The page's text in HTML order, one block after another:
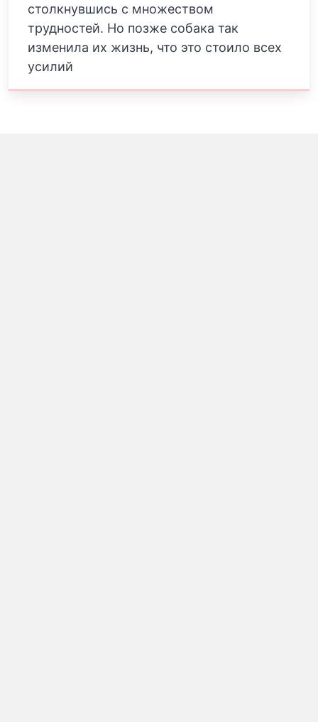
столкнувшись с множеством
трудностей. Но позже собака так
изменила их жизнь, что это стоило всех
усилий